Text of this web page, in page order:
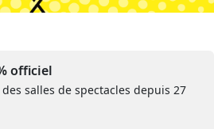
officiel
salles de spectacles depuis 27